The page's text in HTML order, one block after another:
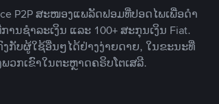
P2P ສະໜອງແພລັດຟອມທີ່ປອດໄພເພື່ອດໍາ
ນຊໍາລະເງິນ ແລະ 100+ ສະກຸນເງິນ Fiat.
ກັບຜູ້ໃຊ້ອື່ນໆໄດ້ຢ່າງງ່າຍດາຍ, ໃນຂະນະທີ່
ວກເຂົາໃນຕະຫຼາດຄຣິບໂຕເສລີ.